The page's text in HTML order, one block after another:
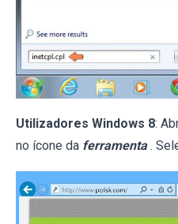
Utilizadores Windows 8:
no ícone da ferramenta .